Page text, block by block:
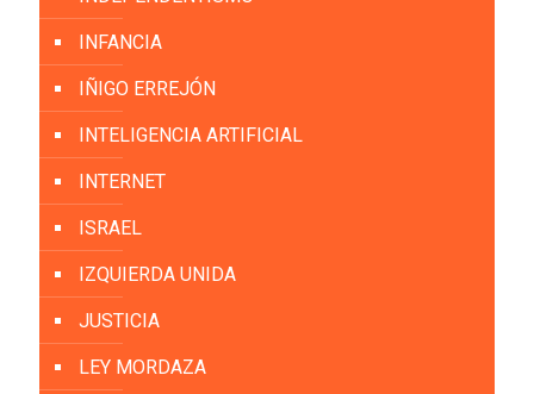
INFANCIA
IÑIGO ERREJÓN
INTELIGENCIA ARTIFICIAL
INTERNET
ISRAEL
IZQUIERDA UNIDA
JUSTICIA
LEY MORDAZA